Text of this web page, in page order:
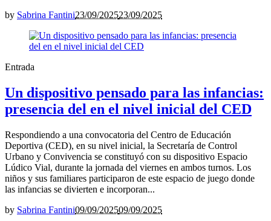
by Sabrina Fantini23/09/202523/09/2025
Entrada
Un dispositivo pensado para las infancias:
presencia del en el nivel inicial del CED
Respondiendo a una convocatoria del Centro de Educación
Deportiva (CED), en su nivel inicial, la Secretaría de Control
Urbano y Convivencia se constituyó con su dispositivo Espacio
Lúdico Vial, durante la jornada del viernes en ambos turnos. Los
niños y sus familiares participaron de este espacio de juego donde
las infancias se divierten e incorporan...
by Sabrina Fantini09/09/202509/09/2025